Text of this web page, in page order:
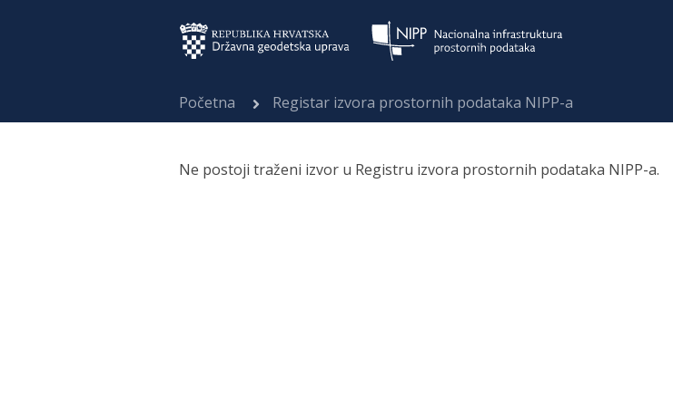
Početna Registar izvora prostornih podataka NIPP-a
Ne postoji traženi izvor u Registru izvora prostornih podataka NIPP-a.